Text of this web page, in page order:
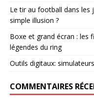
Le tir au football dans les
simple illusion ?
Boxe et grand écran : les
légendes du ring
Outils digitaux:
COMMENTAIRES